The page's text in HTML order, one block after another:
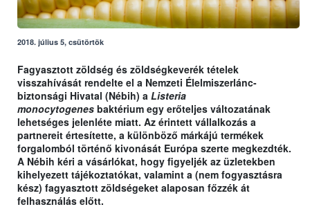
2018. július 5, csütörtök
Fagyasztott zöldség és zöldségkeverék tételek
visszahívását rendelte el a Nemzeti Élelmiszerlánc-
biztonsági Hivatal (Nébih) a Listeria
monocytogenes baktérium egy erőteljes változatának
lehetséges jelenléte miatt. Az érintett vállalkozás a
partnereit értesítette, a különböző márkájú termékek
forgalomból történő kivonását Európa szerte megkezdték.
A Nébih kéri a vásárlókat, hogy figyeljék az üzletekben
kihelyezett tájékoztatókat, valamint a (nem fogyasztásra
kész) fagyasztott zöldségeket alaposan főzzék át
felhasználás előtt.